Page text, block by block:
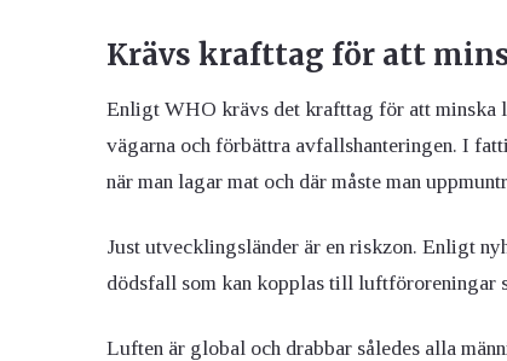
Krävs krafttag för att
Enligt WHO krävs det krafttag för att minska
vägarna och förbättra avfallshanteringen. I
när man lagar mat och där måste man
Just utvecklingsländer är en riskzon. Enligt
dödsfall som kan kopplas till luftföroreningar
Luften är global och drabbar således alla